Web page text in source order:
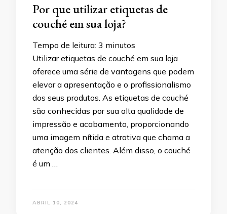
Por que utilizar etiquetas de
couché em sua loja?
Tempo de leitura: 3 minutos
Utilizar etiquetas de couché em sua loja
oferece uma série de vantagens que podem
elevar a apresentação e o profissionalismo
dos seus produtos. As etiquetas de couché
são conhecidas por sua alta qualidade de
impressão e acabamento, proporcionando
uma imagem nítida e atrativa que chama a
atenção dos clientes. Além disso, o couché
é um …
ABRIL 10, 2024